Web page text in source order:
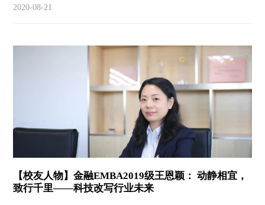
2020-08-21
【校友人物】金融EMBA2019级王恩颖： 动静相宜，
致行千里——科技改写行业未来